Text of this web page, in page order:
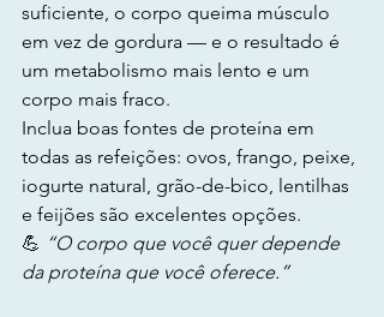
suficiente, o corpo queima músculo
em vez de gordura — e o resultado é
um metabolismo mais lento e um
corpo mais fraco.
Inclua boas fontes de proteína em
todas as refeições: ovos, frango, peixe,
iogurte natural, grão-de-bico, lentilhas
e feijões são excelentes opções.
💪 “O corpo que você quer depende
da proteína que você oferece.”